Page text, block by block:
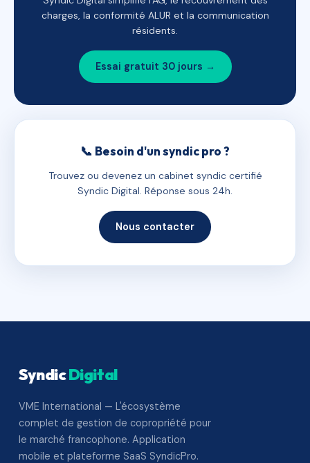
charges, la conformité ALUR et la communication
résidents.
Essai gratuit 30 jours →
📞 Besoin d'un syndic pro ?
Trouvez ou devenez un cabinet syndic certifié
Syndic Digital. Réponse sous 24h.
Nous contacter
SyndicDigital
VME International — L'écosystème
complet de gestion de copropriété pour
le marché francophone. Application
mobile et plateforme SaaS SyndicPro.